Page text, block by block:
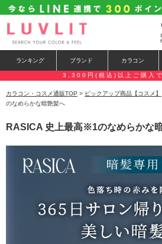
ランキング ブランド カラコン
3,300円(税込)以上ご購入で
カラコン・コスメ通販TOP > ピックアップ商品【コスメ】
のなめらかな暗艶髪へ
RASICA 史上最高※1のなめらかな